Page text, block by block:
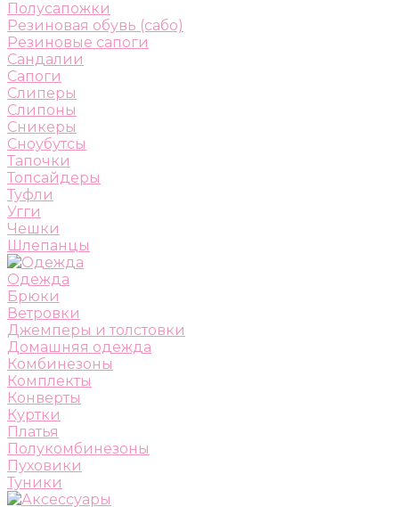
Полусапожки
Резиновая обувь (сабо)
Резиновые сапоги
Сандалии
Сапоги
Слиперы
Слипоны
Сникеры
Сноубутсы
Тапочки
Топсайдеры
Туфли
Угги
Чешки
Шлепанцы
Одежда
Брюки
Ветровки
Джемперы и толстовки
Домашняя одежда
Комбинезоны
Комплекты
Конверты
Куртки
Платья
Полукомбинезоны
Пуховики
Туники